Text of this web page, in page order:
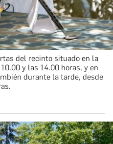
del recinto situado en la
y las 14.00 horas, y en
durante la tarde, desde